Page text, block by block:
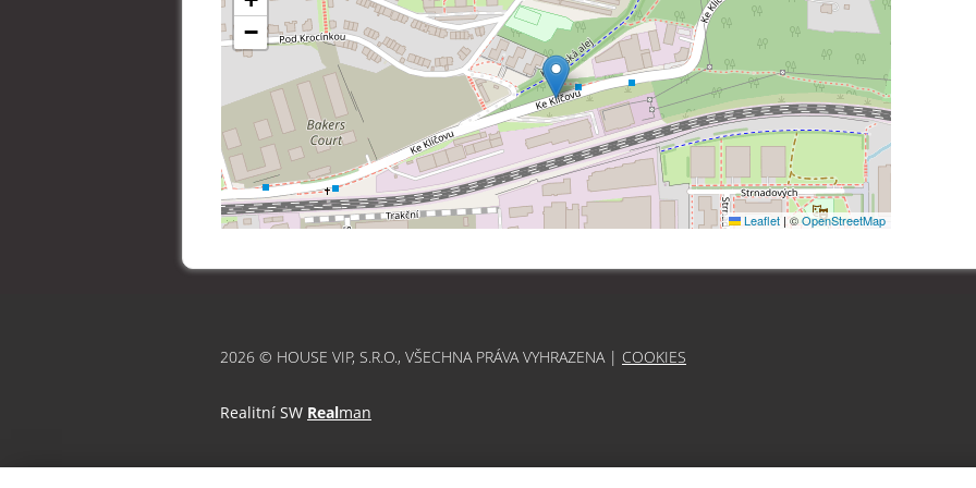
−
Leaflet |©OpenStreetMap
2026 © HOUSE VIP, S.R.O., VŠECHNA PRÁVA VYHRAZENA | COOKIES
Realitní SW Realman